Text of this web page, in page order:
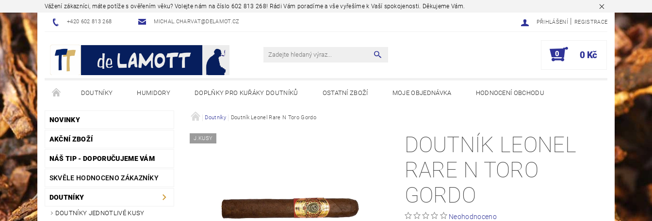
Vážení zákazníci, máte potíže s ověřením věku? Volejte nám na číslo 602 813 268! Rádi Vám poradíme a vše vyřešíme k Vaší spokojenosti. Děkujeme Vám.
+420 602 813 268 MICHAL.CHARVAT@DELAMOT.CZ PŘIHLÁŠENÍ REGISTRACE
0 0 Kč
DOUTNÍKY HUMIDORY DOPLŇKY PRO KUŘÁKY DOUTNÍKŮ OSTATNÍ ZBOŽÍ MOJE OBJEDNÁVKA HODNOCENÍ OBCHODU
NÁVODY - JAK NA TO BLOG - ODBORNÉ ČLÁNKY A ZAJÍMAVOSTI
NOVINKY
AKČNÍ ZBOŽÍ
NÁŠ TIP - DOPORUČUJEME VÁM
SKVĚLE HODNOCENO ZÁKAZNÍKY
DOUTNÍKY
DOUTNÍKY JEDNOTLIVÉ KUSY
Doutníky Doutník Leonel Rare N Toro Gordo
J.KUSY
DOUTNÍK LEONEL
RARE N TORO
GORDO
Neohodnoceno